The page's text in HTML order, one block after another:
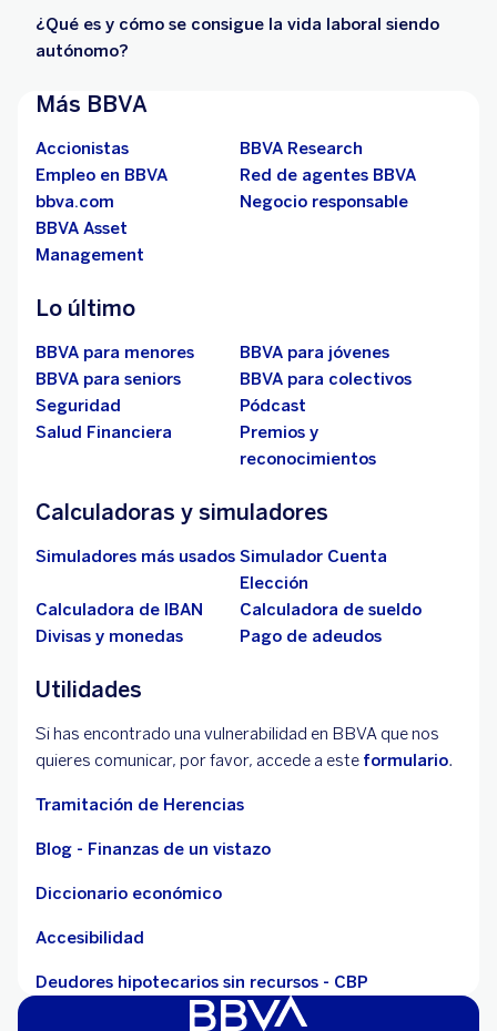
¿Qué es y cómo se consigue la vida laboral siendo
autónomo?
Más BBVA
Accionistas
BBVA Research
Empleo en BBVA
Red de agentes BBVA
bbva.com
Negocio responsable
BBVA Asset
Management
Lo último
BBVA para menores
BBVA para jóvenes
BBVA para seniors
BBVA para colectivos
Seguridad
Pódcast
Salud Financiera
Premios y
reconocimientos
Calculadoras y simuladores
Simuladores más usados Simulador Cuenta
Elección
Calculadora de IBAN
Calculadora de sueldo
Divisas y monedas
Pago de adeudos
Utilidades
Si has encontrado una vulnerabilidad en BBVA que nos
quieres comunicar, por favor, accede a este formulario.
Tramitación de Herencias
Blog - Finanzas de un vistazo
Diccionario económico
Accesibilidad
Deudores hipotecarios sin recursos - CBP